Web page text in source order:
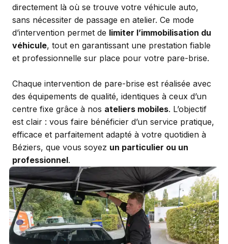
directement là où se trouve votre véhicule auto,
sans nécessiter de passage en atelier. Ce mode
d’intervention permet de limiter l’immobilisation du
véhicule, tout en garantissant une prestation fiable
et professionnelle sur place pour votre pare-brise.
Chaque intervention de pare-brise est réalisée avec
des équipements de qualité, identiques à ceux d’un
centre fixe grâce à nos ateliers mobiles. L’objectif
est clair : vous faire bénéficier d’un service pratique,
efficace et parfaitement adapté à votre quotidien à
Béziers, que vous soyez un particulier ou un
professionnel.